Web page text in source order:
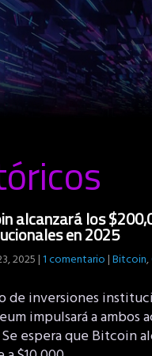
alcanzará los
en 2025
2025|1 comentario|Bitcoin,
de inversiones
impulsará a ambos
espera que Bitcoin